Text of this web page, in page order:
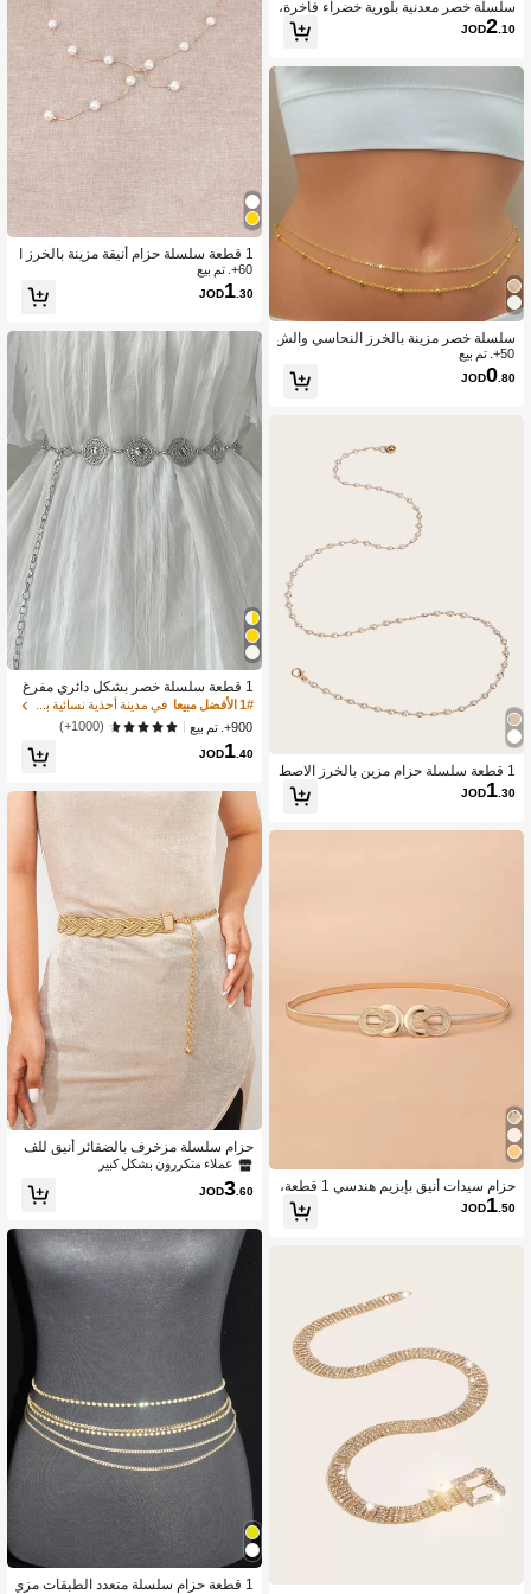
سلسلة خصر معدنية بلورية خضراء فاخرة،
إكسسوارات للنساء لتزيين الفساتين، منا
سبة للصيف والمدرسة والخريف وعيد الها
JOD2.10
سلسلة خصر مزينة بالخرز النحاسي والش
رابات الجذابة على الطراز البوهيمي، منا
سبة للارتداء في الصيف على الشاطئ، وا
لمدرسة والخريف وحتى في عيد الهالوين
50+. تم بيع
JOD0.80
1 قطعة سلسلة حزام مزين بالخرز الاصط
ناعي للنساء للاستخدام اليومي والحفلات
وعيد الهالوين والمدرسة والخريف والصي
JOD1.30
حزام سيدات أنيق بإبزيم هندسي 1 قطعة،
مناسب لفصول الصيف والخريف والهالوي
JOD1.50
1 قطعة سلسلة حزام أنيقة مزينة بالخرز ا
لاصطناعي للنساء، لتزيين الفستان في م
ناسبات الهالوين والصيف والمدرسة والخ
ريف
60+. تم بيع
JOD1.30
1 قطعة سلسلة خصر بشكل دائري مفرغ
بطراز بخاري للنساء، تصميم حزام سبائك
ي فني للفستان، أنيق وبوهيمي
1# الأفضل مبيعا
في مدينة أحذية نسائية بكعب إسفين ومنصة&مضخات النس
900+. تم بيع
(1000+)
JOD1.40
حزام سلسلة مزخرف بالضفائر أنيق للف
ستان، مناسب للصيف والمدرسة والخري
ف وعيد الهالوين
عملاء متكررون بشكل كبير
JOD3.60
1 قطعة حزام سلسلة متعدد الطبقات مزي